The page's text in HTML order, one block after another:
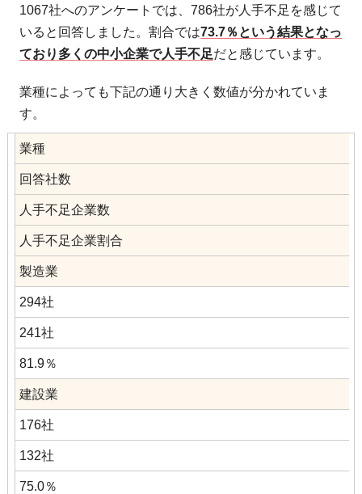
1067社へのアンケートでは、786社が人手不足を感じて
いると回答しました。割合では73.7％という結果となっ
ており多くの中小企業で人手不足だと感じています。
業種によっても下記の通り大きく数値が分かれていま
す。
業種
回答社数
人手不足企業数
人手不足企業割合
製造業
294社
241社
81.9％
建設業
176社
132社
75.0％